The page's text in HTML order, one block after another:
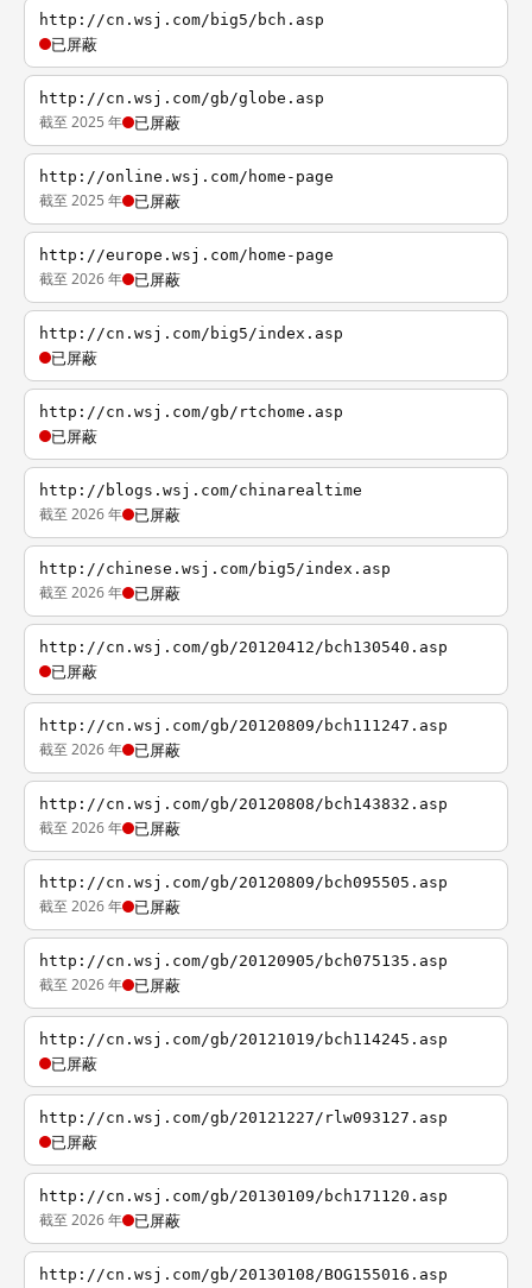
http://cn.wsj.com/big5/bch.asp
已屏蔽
http://cn.wsj.com/gb/globe.asp
截至 2025 年 已屏蔽
http://online.wsj.com/home-page
截至 2025 年 已屏蔽
http://europe.wsj.com/home-page
截至 2026 年 已屏蔽
http://cn.wsj.com/big5/index.asp
已屏蔽
http://cn.wsj.com/gb/rtchome.asp
已屏蔽
http://blogs.wsj.com/chinarealtime
截至 2026 年 已屏蔽
http://chinese.wsj.com/big5/index.asp
截至 2026 年 已屏蔽
http://cn.wsj.com/gb/20120412/bch130540.asp
已屏蔽
http://cn.wsj.com/gb/20120809/bch111247.asp
截至 2026 年 已屏蔽
http://cn.wsj.com/gb/20120808/bch143832.asp
截至 2026 年 已屏蔽
http://cn.wsj.com/gb/20120809/bch095505.asp
截至 2026 年 已屏蔽
http://cn.wsj.com/gb/20120905/bch075135.asp
截至 2026 年 已屏蔽
http://cn.wsj.com/gb/20121019/bch114245.asp
已屏蔽
http://cn.wsj.com/gb/20121227/rlw093127.asp
已屏蔽
http://cn.wsj.com/gb/20130109/bch171120.asp
截至 2026 年 已屏蔽
http://cn.wsj.com/gb/20130108/BOG155016.asp